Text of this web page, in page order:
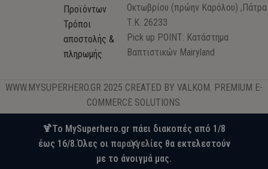
🍹Το MySuperhero.gr πάει διακοπές από 1/8
έως 16/8.Όλες οι παραγγελίες θα εκτελεστούν
με το άνοιγμά μας.
Προϊόντων
Τρόποι
αποστολής &
πληρωμής
Οκτωβρίου (πρώην Καρόλου) ,Πάτρα
Τ.Κ. 26233
Pick up POINT: Κατάστημα
Βαπτιστικών Mairyland
WWW.MYSUPERHERO.GR 2025 CREATED BY VALKOM. PREMIUM E-
COMMERCE SOLUTIONS.